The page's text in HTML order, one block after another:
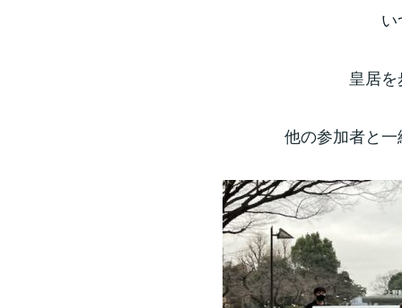
皇居
他の参加者と